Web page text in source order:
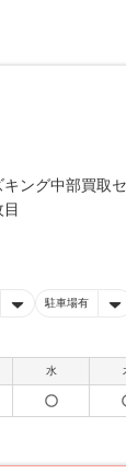
駐車場有
水